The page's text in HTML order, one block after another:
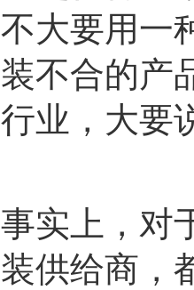
不大要用一
装不合的产
行业，大要
事实上，对
装供给商，